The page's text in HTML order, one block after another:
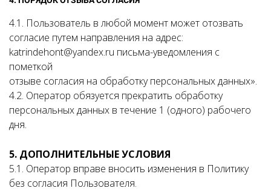
4.1. Пользователь в любой момент может отозвать
согласие путем направления на адрес:
katrindehont@yandex.ru письма-уведомления с
пометкой
отзыве согласия на обработку персональных данных».
4.2. Оператор обязуется прекратить обработку
персональных данных в течение 1 (одного) рабочего
дня.
5. ДОПОЛНИТЕЛЬНЫЕ УСЛОВИЯ
5.1. Оператор вправе вносить изменения в Политику
без согласия Пользователя.